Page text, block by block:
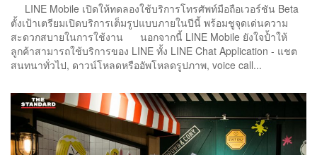
LINE Mobile เปิดให้ทดลองใช้บริการโทรศัพท์มือถือเวอร์ชัน Beta
ตั้งเป้าเตรียมเปิดบริการเต็มรูปแบบภายในปีนี้ พร้อมชูจุดเด่นความ
สะดวกสบายในการใช้งาน นอกจากนี้ LINE Mobile ยังใจป้ำให้
ลูกค้าสามารถใช้บริการของ LINE ทั้ง LINE Chat Application - แชต
สนทนาทั่วไป, ดาวน์โหลดหรืออัพโหลดรูปภาพ, voice call...